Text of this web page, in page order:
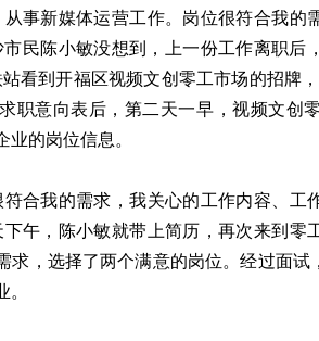
新媒体运营工作。岗位很符合我的
市民陈小敏没想到，上一份工作离职后
看到开福区视频文创零工市场的招牌
职意向表后，第二天一早，视频文创
的岗位信息。
我的需求，我关心的工作内容、工
午，陈小敏就带上简历，再次来到零
求，选择了两个满意的岗位。经过面试